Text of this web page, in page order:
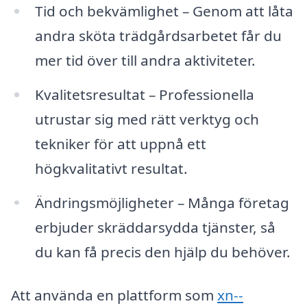
Tid och bekvämlighet – Genom att låta
andra sköta trädgårdsarbetet får du
mer tid över till andra aktiviteter.
Kvalitetsresultat – Professionella
utrustar sig med rätt verktyg och
tekniker för att uppnå ett
högkvalitativt resultat.
Ändringsmöjligheter – Många företag
erbjuder skräddarsydda tjänster, så
du kan få precis den hjälp du behöver.
Att använda en plattform som xn--